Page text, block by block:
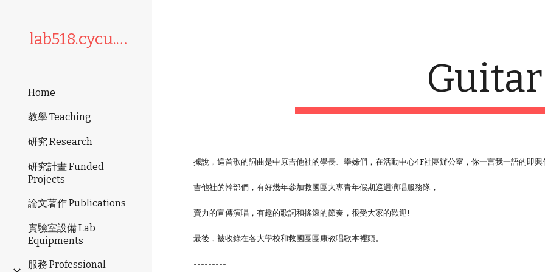
lab518.cycu.edu.tw
Home
教學 Teaching
研究 Research
研究計畫 Funded
Projects
論文著作 Publications
實驗室設備 Lab
Equipments
服務 Professional
Guitar
據說，這首歌的詞曲是中原吉他社的學長、學姊們，在活動中心4F社團辦公室，你一言我一語的即興
吉他社的幹部們，有好幾年參加救國團大專青年假期巡迴演唱服務隊，
賣力的宣傳演唱，有趣的歌詞和搖滾的節奏，很受大家的歡迎!
最後，被收錄在各大學校和救國團團康教唱歌本裡頭。
---------